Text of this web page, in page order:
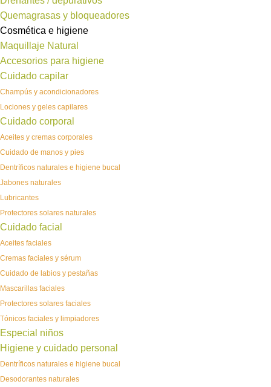
Quemagrasas y bloqueadores
Cosmética e higiene
Maquillaje Natural
Accesorios para higiene
Cuidado capilar
Champús y acondicionadores
Lociones y geles capilares
Cuidado corporal
Aceites y cremas corporales
Cuidado de manos y pies
Dentríficos naturales e higiene bucal
Jabones naturales
Lubricantes
Protectores solares naturales
Cuidado facial
Aceites faciales
Cremas faciales y sérum
Cuidado de labios y pestañas
Mascarillas faciales
Protectores solares faciales
Tónicos faciales y limpiadores
Especial niños
Higiene y cuidado personal
Dentríficos naturales e higiene bucal
Desodorantes naturales